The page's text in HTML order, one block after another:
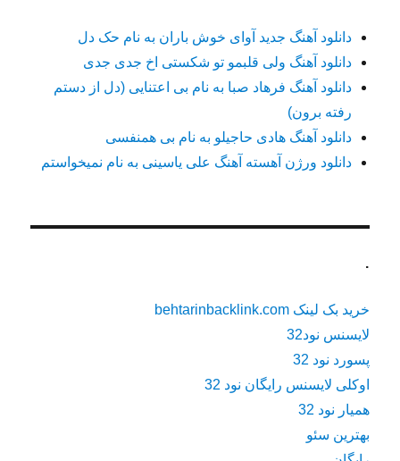
دانلود آهنگ جدید آوای خوش باران به نام حک دل
دانلود آهنگ ولی قلبمو تو شکستی اخ جدی جدی
دانلود آهنگ فرهاد صبا به نام بی اعتنایی (دل از دستم
رفته برون)
دانلود آهنگ هادی حاجیلو به نام بی همنفسی
دانلود ورژن آهسته آهنگ علی یاسینی به نام نمیخواستم
.
خرید بک لینک behtarinbacklink.com
لایسنس نود32
پسورد نود 32
اوکلی لایسنس رایگان نود 32
همیار نود 32
بهترین سئو